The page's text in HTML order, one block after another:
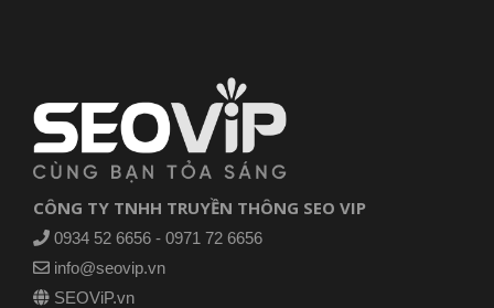
CÔNG TY TNHH TRUYỀN THÔNG SEO VIP
0934 52 6656 - 0971 72 6656
info@seovip.vn
SEOViP.vn